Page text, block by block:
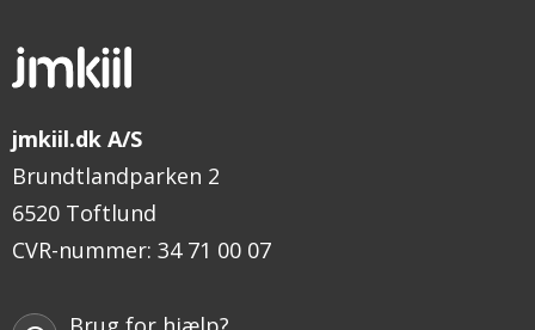
jmkiil.dk A/S
Brundtlandparken 2
6520 Toftlund
CVR-nummer: 34 71 00 07